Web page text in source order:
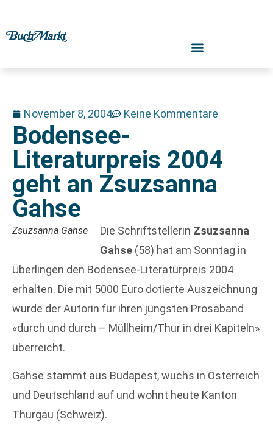
November 8, 2004 Keine Kommentare
Bodensee-
Literaturpreis 2004
geht an Zsuzsanna
Gahse
Zsuzsanna Gahse Die Schriftstellerin Zsuzsanna
Gahse (58) hat am Sonntag in
Überlingen den Bodensee-Literaturpreis 2004
erhalten. Die mit 5000 Euro dotierte Auszeichnung
wurde der Autorin für ihren jüngsten Prosaband
«durch und durch – Müllheim/Thur in drei Kapiteln»
überreicht.
Gahse stammt aus Budapest, wuchs in Österreich
und Deutschland auf und wohnt heute Kanton
Thurgau (Schweiz).